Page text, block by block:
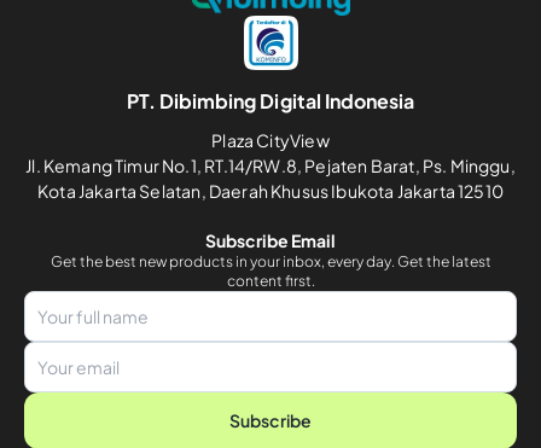
PT. Dibimbing Digital Indonesia
Plaza CityView
Jl. Kemang Timur No.1, RT.14/RW.8, Pejaten Barat, Ps. Minggu,
Kota Jakarta Selatan, Daerah Khusus Ibukota Jakarta 12510
Subscribe Email
Get the best new products in your inbox, every day. Get the latest
content first.
Subscribe